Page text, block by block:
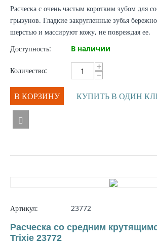
Расческа с очень частым коротким зубом для
грызунов. Гладкие закругленные зубья
шерстью и массируют кожу, не повреждая ее.
Доступность:
В наличии
Количество:
+
−
В КОРЗИНУ КУПИТЬ В ОДИН
Артикул: 23772
Расческа со средним
Trixie 23772